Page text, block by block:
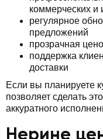
коммерческих и
регулярное
предложений
прозрачная
поддержка
доставки
Если вы планируете
позволяет сделать
аккуратного
Нерине